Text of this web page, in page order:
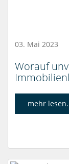
03. Mai 2023
Worauf
mehr